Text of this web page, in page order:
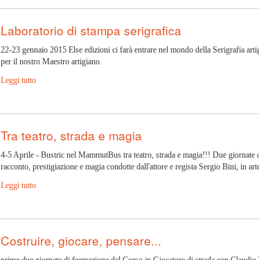
Laboratorio di stampa serigrafica
22-23 gennaio 2015 Else edizioni ci farà entrare nel mondo della Serigrafia
per il nostro Maestro artigiano.
Leggi tutto
Tra teatro, strada e magia
4-5 Aprile - Bustric nel MammutBus tra teatro, strada e magia!!! Due giornate
racconto, prestigiazione e magia condotte dall'attore e regista Sergio Bini, in
Leggi tutto
Costruire, giocare, pensare...